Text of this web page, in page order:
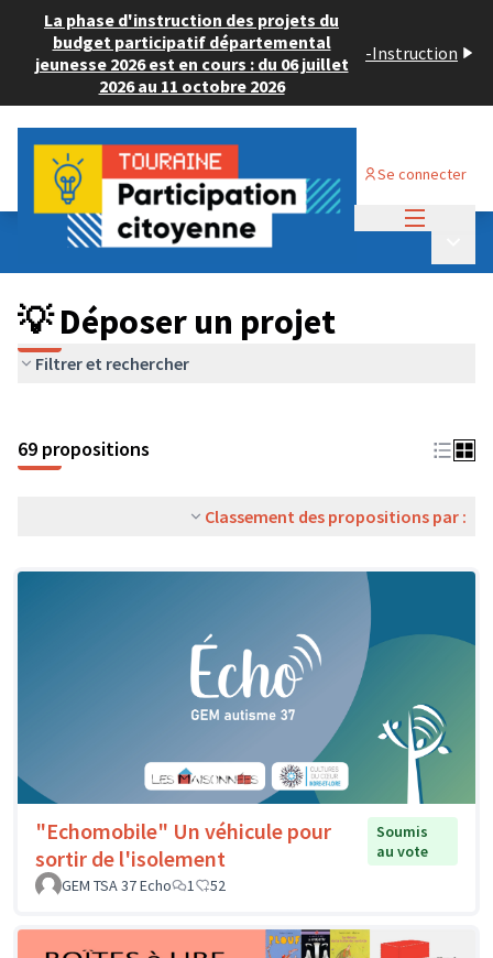
La phase d'instruction des projets du
budget participatif départemental
jeunesse 2026 est en cours : du 06 juillet
2026 au 11 octobre 2026
-Instruction
Se connecter
Budget Participatif ADULTE 2024
💡 Déposer un projet
💡 Déposer un projet
Filtrer et rechercher
69 propositions
Classement des propositions par :
"Echomobile" Un véhicule pour
sortir de l'isolement
Soumis
au vote
GEM TSA 37 Echo
1 52